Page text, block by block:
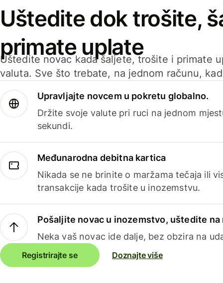
Uštedite dok trošite,
primate uplate
Uštedite novac kada šaljete, trošite i primate
valuta. Sve što trebate, na jednom računu,
Upravljajte novcem u pokretu globalno.
Držite svoje valute pri ruci na jednom
sekundi.
Međunarodna debitna kartica
Nikada se ne brinite o maržama tečaja ili
transakcije kada trošite u inozemstvu.
Pošaljite novac u inozemstvo, uštedite na
Neka vaš novac ide dalje, bez obzira na
Registrirajte se Doznajte više